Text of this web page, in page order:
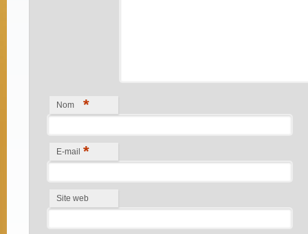
Nom *
E-mail *
Site web